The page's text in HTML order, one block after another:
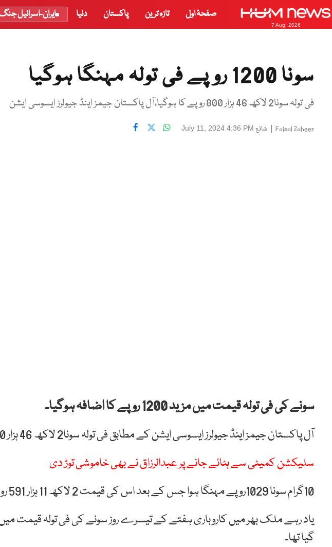
7 Aug, 2026
صفحۂ اول تازہ ترین پاکستان دنیا ایران-اسرائیل
سونا 1200 روپے فی تولہ مہنگا ہوگیا
فی تولہ سونا2 لاکھ 46 ہزار 800 روپے کا ہوگیا،آل پاکستان جیمز اینڈ جیولرز ایسوسی ایشن
Faisal Zaheer
| شائع July 11, 2024 4:36 PM
سونے کی فی تولہ قیمت میں مزید 1200 روپے کا اضافہ ہوگیا۔
آل پاکستان جیمز اینڈ جیولرز ایسوسی ایشن کے مطابق فی تولہ سونا2 لاکھ 46 ہزار 800 روپے کا ہوگیا۔
سلیکشن کمیٹی سے ہٹائے جانے پر عبدالرزاق نے بھی خاموشی توڑ دی
10گرام سونا 1029روپے مہنگا ہوا جس کے بعد اس کی قیمت 2 لاکھ 11 ہزار 591 روپے ہوگئی۔
گیا تھا۔